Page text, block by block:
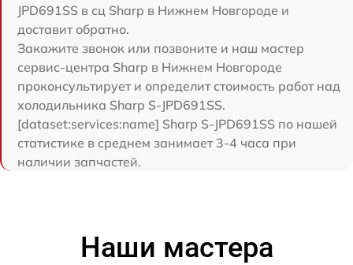
JPD691SS в сц Sharp в Нижнем Новгороде и
доставит обратно.
Закажите звонок или позвоните и наш мастер
сервис-центра Sharp в Нижнем Новгороде
проконсультирует и определит стоимость работ над
холодильника Sharp S-JPD691SS.
[dataset:services:name] Sharp S-JPD691SS по нашей
статистике в среднем занимает 3-4 часа при
наличии запчастей.
Наши мастера